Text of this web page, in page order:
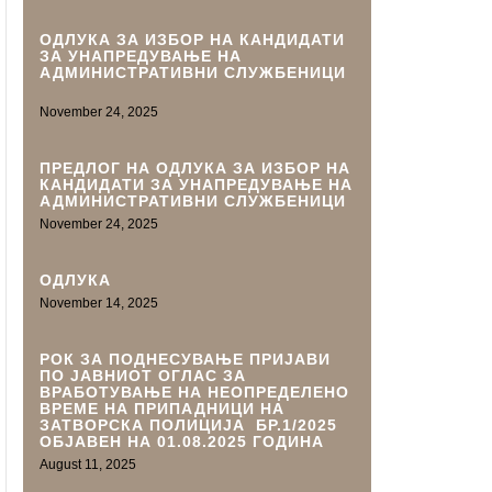
ОДЛУКА ЗА ИЗБОР НА КАНДИДАТИ
ЗА УНАПРЕДУВАЊЕ НА
АДМИНИСТРАТИВНИ СЛУЖБЕНИЦИ
November 24, 2025
ПРЕДЛОГ НА ОДЛУКА ЗА ИЗБОР НА
КАНДИДАТИ ЗА УНАПРЕДУВАЊЕ НА
АДМИНИСТРАТИВНИ СЛУЖБЕНИЦИ
November 24, 2025
ОДЛУКА
November 14, 2025
РОК ЗА ПОДНЕСУВАЊЕ ПРИЈАВИ
ПО ЈАВНИОТ ОГЛАС ЗА
ВРАБОТУВАЊЕ НА НЕОПРЕДЕЛЕНО
ВРЕМЕ НА ПРИПАДНИЦИ НА
ЗАТВОРСКА ПОЛИЦИЈА БР.1/2025
ОБЈАВЕН НА 01.08.2025 ГОДИНА
August 11, 2025